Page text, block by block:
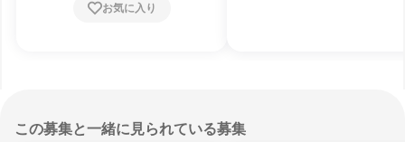
お気に入り
この募集と一緒に見られている募集